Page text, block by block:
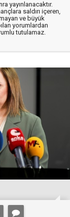
yayınlanacaktır.
saldırı içeren,
ve büyük
yorumlardan
tutulamaz.